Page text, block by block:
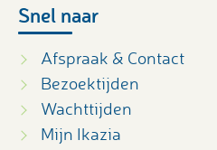
Snel naar
Afspraak & Contact
Bezoektijden
Wachttijden
Mijn Ikazia